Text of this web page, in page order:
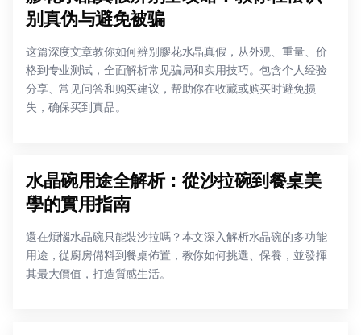
别真伪与避免被骗
这篇深度文章教你如何辨别膠花水晶真假，从外观、重量、价
格到专业测试，全面解析常见骗局和实用技巧。包含个人经验
分享、常见问答和购买建议，帮助你在收藏或购买时避免损
失，确保买到真品。
水晶碗用途全解析：從沙拉碗到餐桌美
學的實用指南
還在煩惱水晶碗只能裝沙拉嗎？本文深入解析水晶碗的多功能
用途，從廚房備料到餐桌佈置，教你如何挑選、保養，並發揮
其最大價值，打造質感生活。